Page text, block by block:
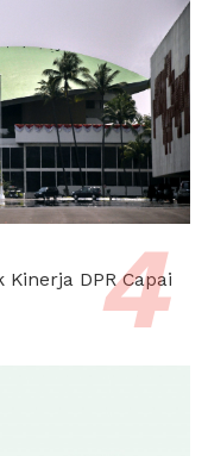
Kinerja DPR Capai